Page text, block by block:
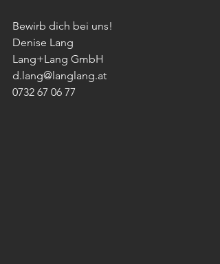
Bewirb dich bei uns!
Denise Lang
Lang+Lang GmbH
d.lang@langlang.at
0732 67 06 77